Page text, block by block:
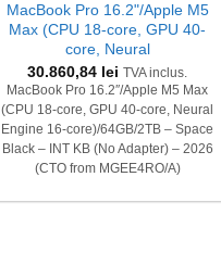
MacBook Pro 16.2"/Apple M5
Max (CPU 18-core, GPU 40-
core, Neural
30.860,84 lei TVA inclus.
MacBook Pro 16.2″/Apple M5 Max
(CPU 18-core, GPU 40-core, Neural
Engine 16-core)/64GB/2TB – Space
Black – INT KB (No Adapter) – 2026
(CTO from MGEE4RO/A)